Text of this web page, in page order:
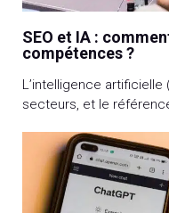
SEO et IA :
compétences ?
L’intelligence
secteurs, et le
sophistiqués et une
professionnels du SEO
compétences pour
comment développer